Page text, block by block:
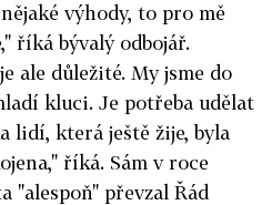
výhody, to pro mě
říká bývalý odbojář.
ale důležité. My jsme do
kluci. Je potřeba udělat
lidí, která ještě žije, byla
říká. Sám v roce
"alespoň" převzal Řád